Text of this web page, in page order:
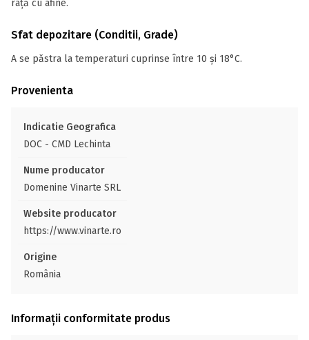
rață cu afine.
Sfat depozitare (Conditii, Grade)
A se păstra la temperaturi cuprinse între 10 și 18°C.
Provenienta
Indicatie Geografica
DOC - CMD Lechinta
Nume producator
Domenine Vinarte SRL
Website producator
https://www.vinarte.ro
Origine
România
Informații conformitate produs